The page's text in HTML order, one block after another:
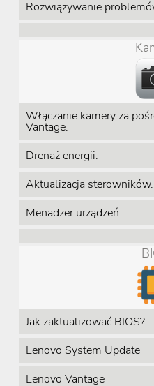
Rozwiązywanie
Włączanie kamery za
Vantage.
Drenaż energii.
Aktualizacja sterowników.
Menadżer urządzeń
Jak zaktualizować BIOS?
Lenovo System Update
Lenovo Vantage